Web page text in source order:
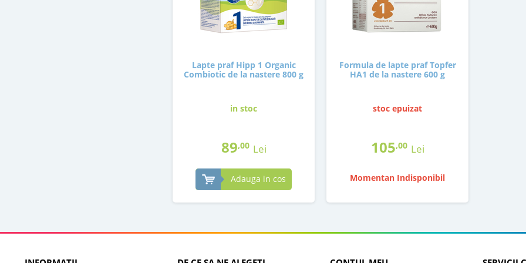
Lapte praf Hipp 1 Organic
Combiotic de la nastere 800 g
in stoc
89,00 Lei
Adauga in cos
Formula de lapte praf Topfer
HA1 de la nastere 600 g
stoc epuizat
105,00 Lei
Momentan Indisponibil